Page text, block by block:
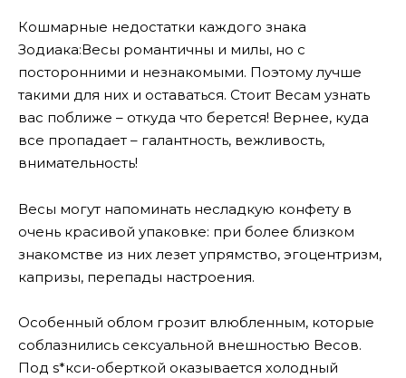
Кошмарные недостатки каждого знака
Зодиака:Весы романтичны и милы, но с
посторонними и незнакомыми. Поэтому лучше
такими для них и оставаться. Стоит Весам узнать
вас поближе – откуда что берется! Вернее, куда
все пропадает – галантность, вежливость,
внимательность!
Весы могут напоминать несладкую конфету в
очень красивой упаковке: при более близком
знакомстве из них лезет упрямство, эгоцентризм,
капризы, перепады настроения.
Особенный облом грозит влюбленным, которые
соблазнились сексуальной внешностью Весов.
Под s*кси-оберткой оказывается холодный